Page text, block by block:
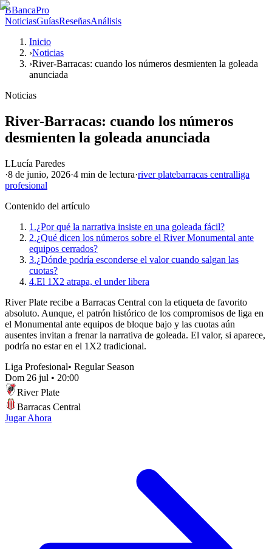
BBancaPro
NoticiasGuíasReseñasAnálisis
Inicio
›Noticias
›River-Barracas: cuando los números desmienten la goleada
anunciada
Noticias
River-Barracas: cuando los números
desmienten la goleada anunciada
LLucía Paredes
·8 de junio, 2026·4 min de lectura·river platebarracas centralliga
profesional
Contenido del artículo
1.¿Por qué la narrativa insiste en una goleada fácil?
2.¿Qué dicen los números sobre el River Monumental ante
equipos cerrados?
3.¿Dónde podría esconderse el valor cuando salgan las
cuotas?
4.El 1X2 atrapa, el under libera
River Plate recibe a Barracas Central con la etiqueta de favorito
absoluto. Aunque, el patrón histórico de los compromisos de liga en
el Monumental ante equipos de bloque bajo y las cuotas aún
ausentes invitan a frenar la narrativa de goleada. El valor, si aparece,
podría no estar en el 1X2 tradicional.
Liga Profesional• Regular Season
Dom 26 jul • 20:00
River Plate
Barracas Central
Jugar Ahora